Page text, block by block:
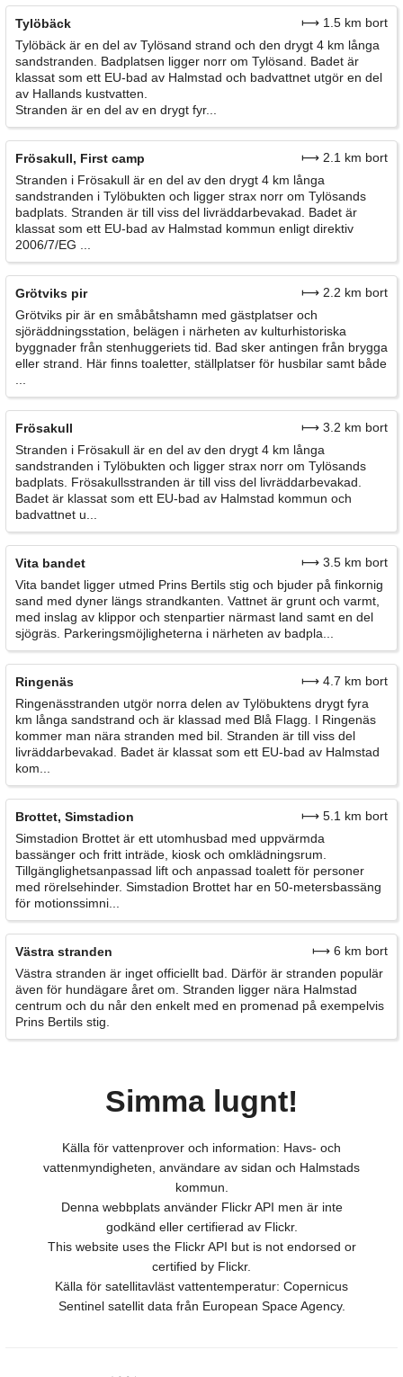
Tylöbäck
⟼ 1.5 km bort
Tylöbäck är en del av Tylösand strand och den drygt 4 km långa
sandstranden. Badplatsen ligger norr om Tylösand. Badet är
klassat som ett EU-bad av Halmstad och badvattnet utgör en del
av Hallands kustvatten.
Stranden är en del av en drygt fyr...
Frösakull, First camp
⟼ 2.1 km bort
Stranden i Frösakull är en del av den drygt 4 km långa
sandstranden i Tylöbukten och ligger strax norr om Tylösands
badplats. Stranden är till viss del livräddarbevakad. Badet är
klassat som ett EU-bad av Halmstad kommun enligt direktiv
2006/7/EG ...
Grötviks pir
⟼ 2.2 km bort
Grötviks pir är en småbåtshamn med gästplatser och
sjöräddningsstation, belägen i närheten av kulturhistoriska
byggnader från stenhuggeriets tid. Bad sker antingen från brygga
eller strand. Här finns toaletter, ställplatser för husbilar samt både
Frösakull
⟼ 3.2 km bort
Stranden i Frösakull är en del av den drygt 4 km långa
sandstranden i Tylöbukten och ligger strax norr om Tylösands
badplats. Frösakullsstranden är till viss del livräddarbevakad.
Badet är klassat som ett EU-bad av Halmstad kommun och
badvattnet u...
Vita bandet
⟼ 3.5 km bort
Vita bandet ligger utmed Prins Bertils stig och bjuder på finkornig
sand med dyner längs strandkanten. Vattnet är grunt och varmt,
med inslag av klippor och stenpartier närmast land samt en del
sjögräs. Parkeringsmöjligheterna i närheten av badpla...
Ringenäs
⟼ 4.7 km bort
Ringenässtranden utgör norra delen av Tylöbuktens drygt fyra
km långa sandstrand och är klassad med Blå Flagg. I Ringenäs
kommer man nära stranden med bil. Stranden är till viss del
livräddarbevakad. Badet är klassat som ett EU-bad av Halmstad
kom...
Brottet, Simstadion
⟼ 5.1 km bort
Simstadion Brottet är ett utomhusbad med uppvärmda
bassänger och fritt inträde, kiosk och omklädningsrum.
Tillgänglighetsanpassad lift och anpassad toalett för personer
med rörelsehinder. Simstadion Brottet har en 50-metersbassäng
för motionssimni...
Västra stranden
⟼ 6 km bort
Västra stranden är inget officiellt bad. Därför är stranden populär
även för hundägare året om. Stranden ligger nära Halmstad
centrum och du når den enkelt med en promenad på exempelvis
Prins Bertils stig.
Simma lugnt!
Källa för vattenprover och information: Havs- och
vattenmyndigheten, användare av sidan och Halmstads
kommun.
Denna webbplats använder Flickr API men är inte
godkänd eller certifierad av Flickr.
This website uses the Flickr API but is not endorsed or
certified by Flickr.
Källa för satellitavläst vattentemperatur: Copernicus
Sentinel satellit data från European Space Agency.